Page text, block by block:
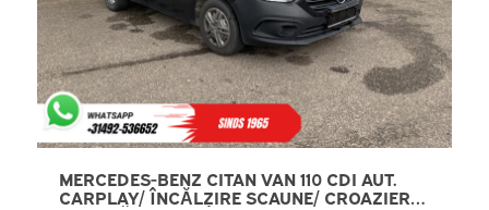
MERCEDES-BENZ CITAN VAN 110 CDI AUT.
CARPLAY/ ÎNCĂLZIRE SCAUNE/ CROAZIERĂ/